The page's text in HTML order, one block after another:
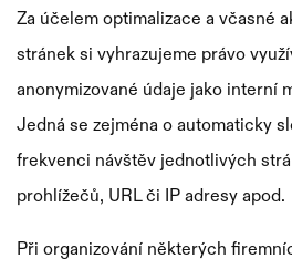
Za účelem optimalizace a včasné
stránek si vyhrazujeme právo
anonymizované údaje jako interní
Jedná se zejména o automaticky
frekvenci návštěv jednotlivých
prohlížečů, URL či IP adresy apod.
Při organizování některých